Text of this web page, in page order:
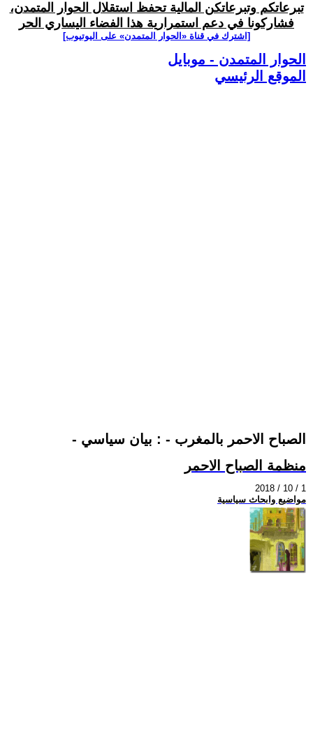
تبرعاتكم وتبرعاتكن المالية تحفظ استقلال الحوار المتمدن،
فشاركونا في دعم استمرارية هذا الفضاء اليساري الحر
[اشترك في قناة ‫«الحوار المتمدن» على اليوتيوب]
الحوار المتمدن - موبايل
الموقع الرئيسي
- الصباح الاحمر بالمغرب - : بيان سياسي
منظمة الصباح الاحمر
2018 / 10 / 1
مواضيع وابحاث سياسية